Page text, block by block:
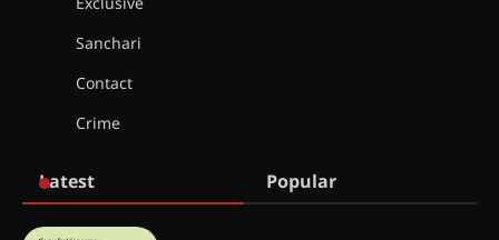
Exclusive
Sanchari
Contact
Crime
Latest Popular